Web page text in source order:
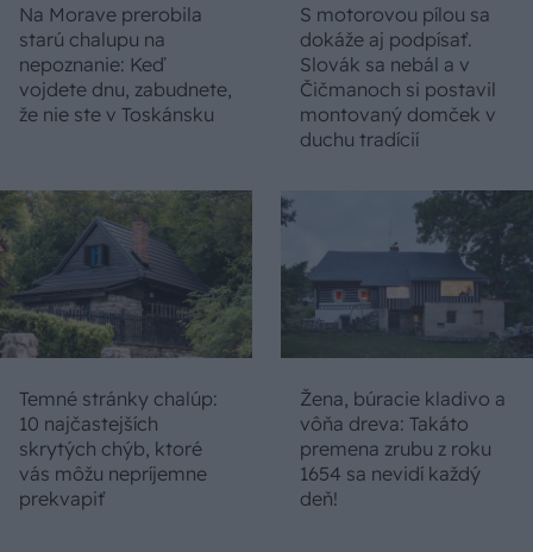
Na Morave prerobila
starú chalupu na
nepoznanie: Keď
vojdete dnu, zabudnete,
že nie ste v Toskánsku
S motorovou pílou sa
dokáže aj podpísať.
Slovák sa nebál a v
Čičmanoch si postavil
montovaný domček v
duchu tradícií
Temné stránky chalúp:
10 najčastejších
skrytých chýb, ktoré
vás môžu nepríjemne
prekvapiť
Žena, búracie kladivo a
vôňa dreva: Takáto
premena zrubu z roku
1654 sa nevidí každý
deň!